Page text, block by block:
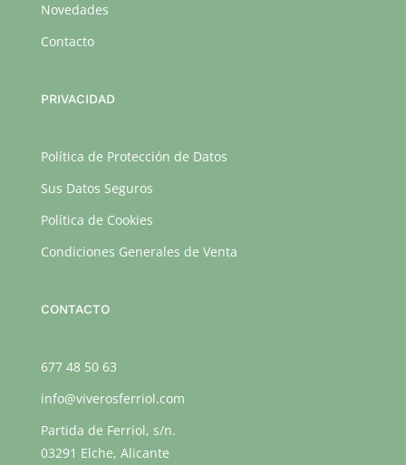
Novedades
Contacto
PRIVACIDAD
Política de Protección de Datos
Sus Datos Seguros
Política de Cookies
Condiciones Generales de Venta
CONTACTO
677 48 50 63
info@viverosferriol.com
Partida de Ferriol, s/n.
03291 Elche, Alicante